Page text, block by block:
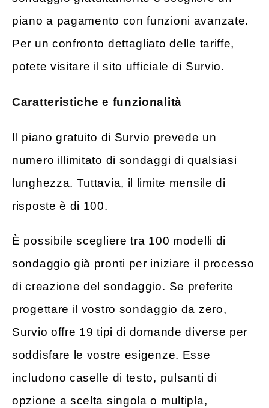
piano a pagamento con funzioni avanzate.
Per un confronto dettagliato delle tariffe,
potete visitare il sito ufficiale di Survio.
Caratteristiche e funzionalità
Il piano gratuito di Survio prevede un
numero illimitato di sondaggi di qualsiasi
lunghezza. Tuttavia, il limite mensile di
risposte è di 100.
È possibile scegliere tra 100 modelli di
sondaggio già pronti per iniziare il processo
di creazione del sondaggio. Se preferite
progettare il vostro sondaggio da zero,
Survio offre 19 tipi di domande diverse per
soddisfare le vostre esigenze. Esse
includono caselle di testo, pulsanti di
opzione a scelta singola o multipla,